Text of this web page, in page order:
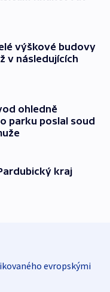
výškové budovy
v následujících
ohledně
parku poslal soud
kraj
evropskými